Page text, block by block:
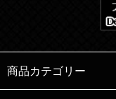
商品カテゴリー